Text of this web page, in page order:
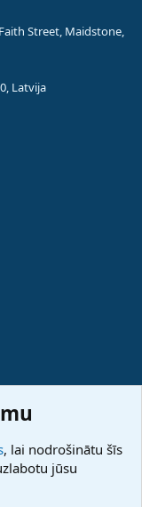
Street, Maidstone,
Latvija
, lai nodrošinātu šīs
jūsu